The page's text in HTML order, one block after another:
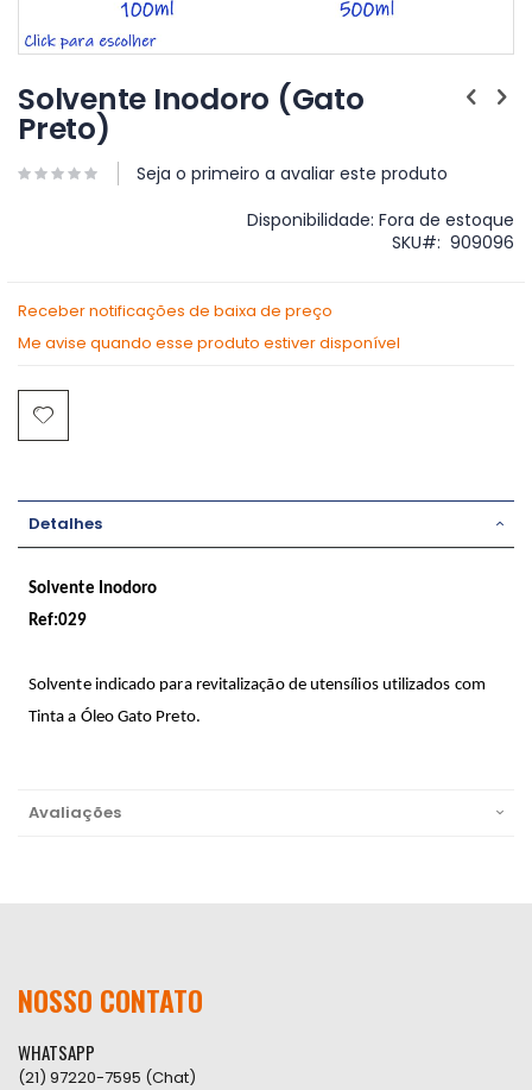
para
o
início
Galeria
Solvente Inodoro (Gato
Preto)
Seja o primeiro a avaliar este produto
Disponibilidade: Fora de estoque
SKU
909096
Receber notificações de baixa de preço
Me avise quando esse produto estiver disponível
Detalhes
Solvente Inodoro
Ref:029
Solvente indicado para revitalização de utensílios utilizados com
Tinta a Óleo Gato Preto.
Avaliações
NOSSO CONTATO
WHATSAPP
(21) 97220-7595 (Chat)